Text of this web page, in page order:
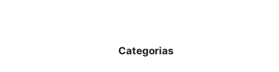
Categorias